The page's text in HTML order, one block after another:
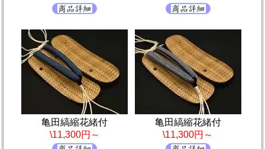
亀田縞縮花緒付
\11,300円～
亀田縞縮花緒付
\11,300円～